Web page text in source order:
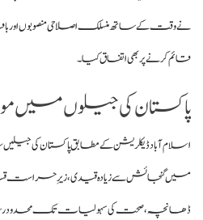
نے وقت کے ساتھ منسلک اصلاحی منصوبوں اور
قائم کرنے پر بھی اتفاق کیا۔
پاکستان کی جیلوں میں
اسلام آباد ڈیکلریشن کے مطابق پاکستان کی
میں گنجائش سے زیادہ قیدی، زیرِ حراست
ڈھانچہ، صحت کی سہولیات تک محدود